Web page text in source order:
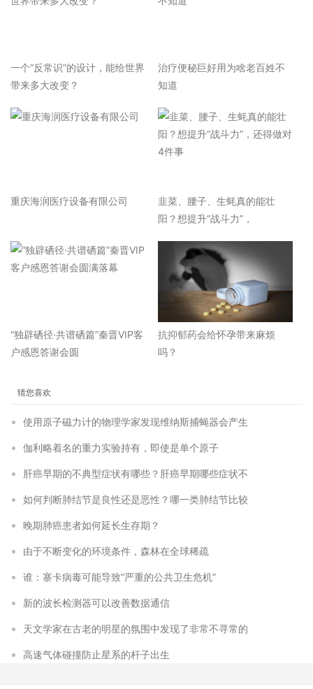
一个“反常识”的设计，能给世界
带来多大改变？
治疗便秘巨好用为啥老百姓不
知道
重庆海润医疗设备有限公司
韭菜、腰子、生蚝真的能壮
阳？想提升“战斗力”，
“独辟硒径·共谱硒篇”秦晋VIP客
户感恩答谢会圆
抗抑郁药会给怀孕带来麻烦
吗？
猜您喜欢
使用原子磁力计的物理学家发现维纳斯捕蝇器会产生
伽利略着名的重力实验持有，即使是单个原子
肝癌早期的不典型症状有哪些？肝癌早期哪些症状不
如何判断肺结节是良性还是恶性？哪一类肺结节比较
晚期肺癌患者如何延长生存期？
由于不断变化的环境条件，森林在全球稀疏
谁：寨卡病毒可能导致“严重的公共卫生危机”
新的波长检测器可以改善数据通信
天文学家在古老的明星的氛围中发现了非常不寻常的
高速气体碰撞防止星系的杆子出生